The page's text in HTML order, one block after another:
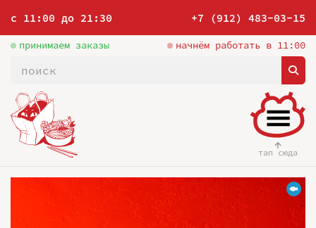
с 11:00 до 21:30 +7 (912) 483-03-15
принимаем заказы начнём работать в 11:00
тап сюда